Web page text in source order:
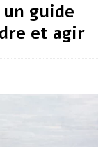
guide
et agir